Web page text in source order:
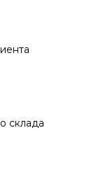
склада